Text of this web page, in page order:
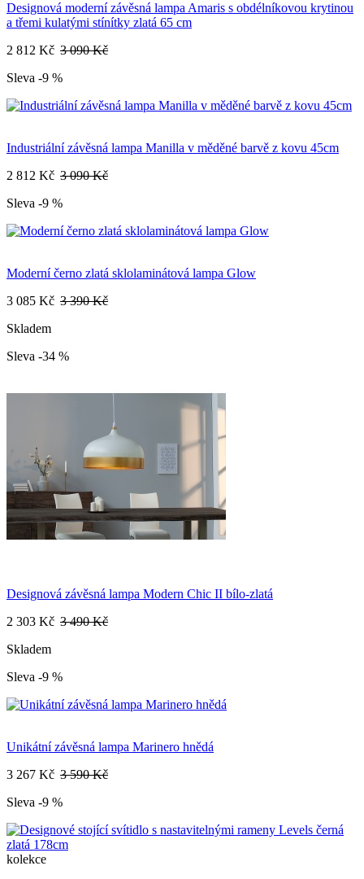
Designová moderní závěsná lampa Amaris s obdélníkovou krytinou
a třemi kulatými stínítky zlatá 65 cm
2 812 Kč 3 090 Kč
Sleva -9 %
Industriální závěsná lampa Manilla v měděné barvě z kovu 45cm
2 812 Kč 3 090 Kč
Sleva -9 %
Moderní černo zlatá sklolaminátová lampa Glow
3 085 Kč 3 390 Kč
Skladem
Sleva -34 %
Designová závěsná lampa Modern Chic II bílo-zlatá
2 303 Kč 3 490 Kč
Skladem
Sleva -9 %
Unikátní závěsná lampa Marinero hnědá
3 267 Kč 3 590 Kč
Sleva -9 %
kolekce